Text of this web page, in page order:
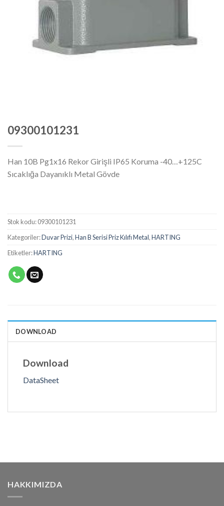
09300101231
Han 10B Pg1x16 Rekor Girişli IP65 Koruma -40…+125C
Sıcaklığa Dayanıklı Metal Gövde
Stok kodu:09300101231
Kategoriler:Duvar Prizi,Han B Serisi Priz Kılıfı Metal,HARTING
Etiketler:HARTING
DOWNLOAD
Download
DataSheet
HAKKIMIZDA